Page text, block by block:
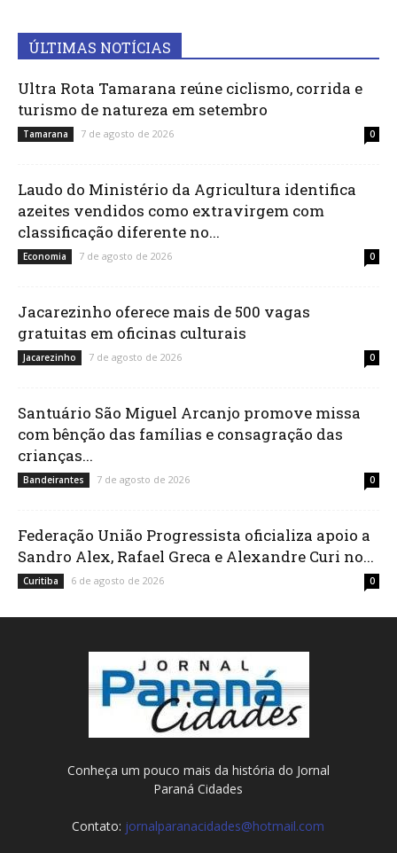
ÚLTIMAS NOTÍCIAS
Ultra Rota Tamarana reúne ciclismo, corrida e
turismo de natureza em setembro
Tamarana 7 de agosto de 2026 0
Laudo do Ministério da Agricultura identifica
azeites vendidos como extravirgem com
classificação diferente no...
Economia 7 de agosto de 2026 0
Jacarezinho oferece mais de 500 vagas
gratuitas em oficinas culturais
Jacarezinho 7 de agosto de 2026 0
Santuário São Miguel Arcanjo promove missa
com bênção das famílias e consagração das
crianças...
Bandeirantes 7 de agosto de 2026 0
Federação União Progressista oficializa apoio a
Sandro Alex, Rafael Greca e Alexandre Curi no...
Curitiba 6 de agosto de 2026 0
Conheça um pouco mais da história do Jornal
Paraná Cidades
Contato: jornalparanacidades@hotmail.com